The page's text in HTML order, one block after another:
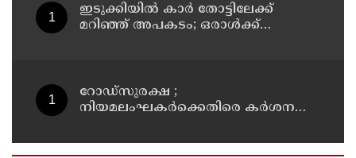
ഇടുക്കിയിൽ കാർ തോട്ടിലേക്ക്
മറിഞ്ഞ് അപകടം; ഒരാൾക്ക്
റോഡ്‌സുരക്ഷ ;
നിയമലംഘകർക്കെതിരെ കർശന